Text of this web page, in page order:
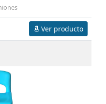
Ver producto